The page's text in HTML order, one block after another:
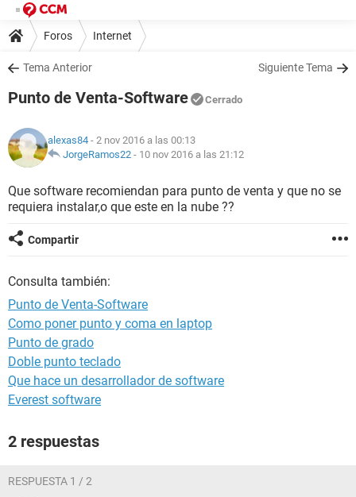
Foros Internet
Tema Anterior Siguiente Tema
Punto de Venta-Software Cerrado
alexas84 - 2 nov 2016 a las 00:13
JorgeRamos22 - 10 nov 2016 a las 21:12
Que software recomiendan para punto de venta y que no se
requiera instalar,o que este en la nube ??
Compartir
Consulta también:
Punto de Venta-Software
Como poner punto y coma en laptop
Punto de grado
Doble punto teclado
Que hace un desarrollador de software
Everest software
2 respuestas
RESPUESTA 1 / 2